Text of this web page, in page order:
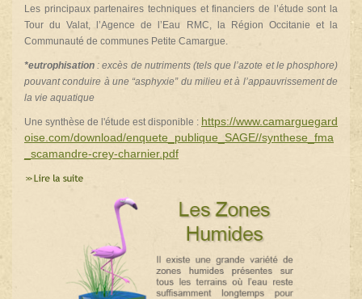
Les principaux partenaires techniques et financiers de l’étude sont la
Tour du Valat, l’Agence de l’Eau RMC, la Région Occitanie et la
Communauté de communes Petite Camargue.
*eutrophisation : excès de nutriments (tels que l’azote et le phosphore)
pouvant conduire à une “asphyxie” du milieu et à l’appauvrissement de
la vie aquatique
Une synthèse de l'étude est disponible : https://www.camarguegard
oise.com/download/enquete_publique_SAGE//synthese_fma
_scamandre-crey-charnier.pdf